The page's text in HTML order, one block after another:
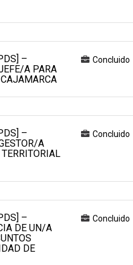
–
A PARA
Concluido
–
A
Concluido
–
DE UN/A
DE
Concluido